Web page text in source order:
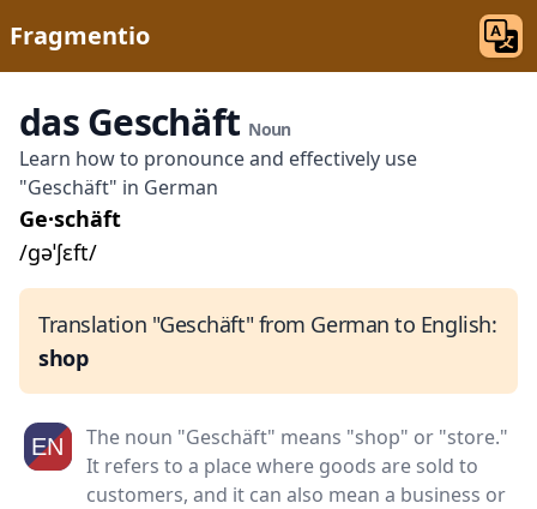
Fragmentio
das Geschäft Noun
Learn how to pronounce and effectively use
"Geschäft" in German
Ge·schäft
/ɡəˈʃɛft/
Translation "Geschäft" from German to English:
shop
The noun "Geschäft" means "shop" or "store."
It refers to a place where goods are sold to
customers, and it can also mean a business or